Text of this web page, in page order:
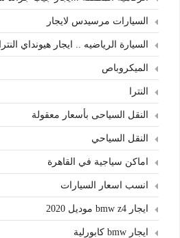
السيارات مرسيدس لايجار
السيارة الرياضيه .. ايجار هيونداي النترا 2022
الميكروباص
النترا
النقل السياحى بأسعار معقولة
النقل السياحي
اماكن سياجية في القاهرة
انسب اسعار السيارات
ايجار bmw z4 موديل 2020
ايجار bmw كابورلية